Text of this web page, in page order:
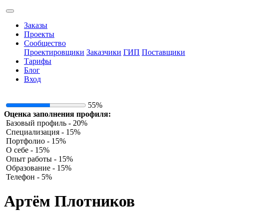
Заказы
Проекты
Сообщество
Проектировщики Заказчики ГИП Поставщики
Тарифы
Блог
Вход
55%
Оценка заполнения профиля:
Базовый профиль - 20%
Специализация - 15%
Портфолио - 15%
О себе - 15%
Опыт работы - 15%
Образование - 15%
Телефон - 5%
Артём Плотников